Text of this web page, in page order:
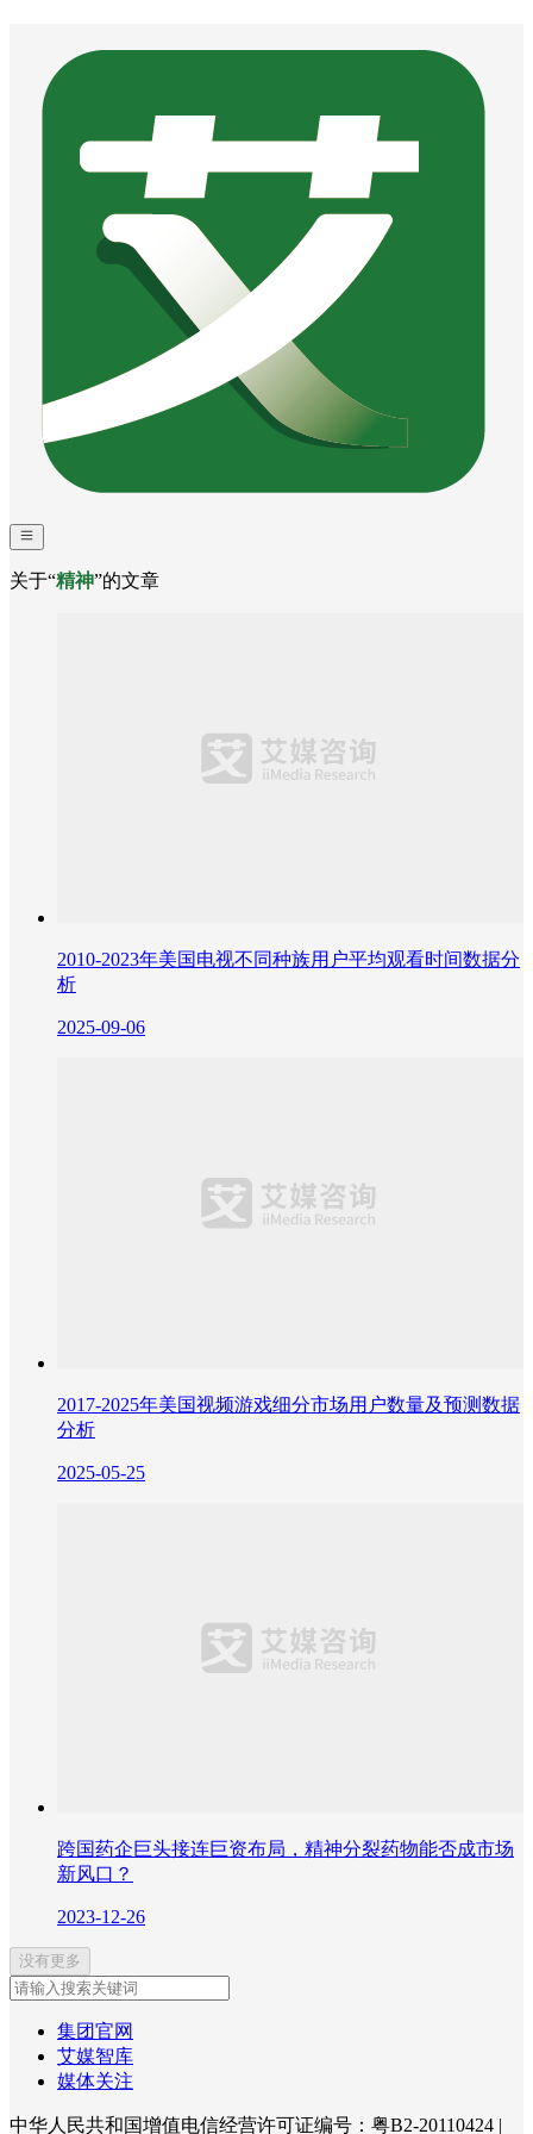
关于“精神”的文章
2010-2023年美国电视不同种族用户平均观看时间数据分
析
2025-09-06
2017-2025年美国视频游戏细分市场用户数量及预测数据
分析
2025-05-25
跨国药企巨头接连巨资布局，精神分裂药物能否成市场
新风口？
2023-12-26
没有更多
集团官网
艾媒智库
媒体关注
中华人民共和国增值电信经营许可证编号：粤B2-20110424 |